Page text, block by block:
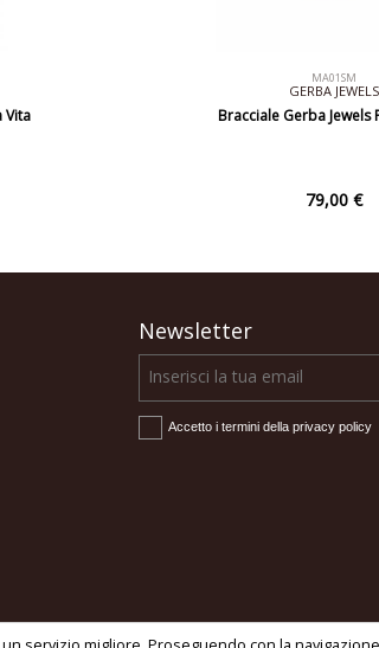
Vita
MA01SM
GERBA JEWELS
Bracciale Gerba Jewels
79,00 €
Newsletter
Accetto i termini della privacy policy
© Gioielleria Nannicini Silvia S.a.s. - 2026 -